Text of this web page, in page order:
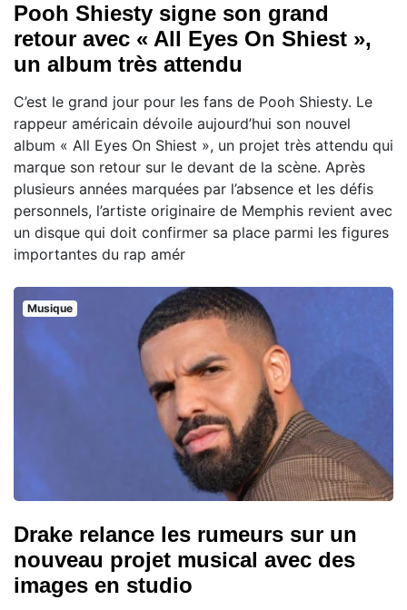
Pooh Shiesty signe son grand
retour avec « All Eyes On Shiest »,
un album très attendu
C’est le grand jour pour les fans de Pooh Shiesty. Le
rappeur américain dévoile aujourd’hui son nouvel
album « All Eyes On Shiest », un projet très attendu qui
marque son retour sur le devant de la scène. Après
plusieurs années marquées par l’absence et les défis
personnels, l’artiste originaire de Memphis revient avec
un disque qui doit confirmer sa place parmi les figures
importantes du rap amér
Musique
Drake relance les rumeurs sur un
nouveau projet musical avec des
images en studio